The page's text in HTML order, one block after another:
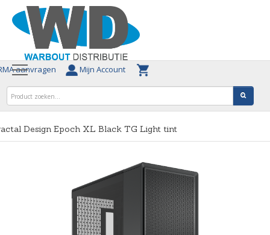
aanvragen Mijn Account
Design Epoch XL Black TG Light tint